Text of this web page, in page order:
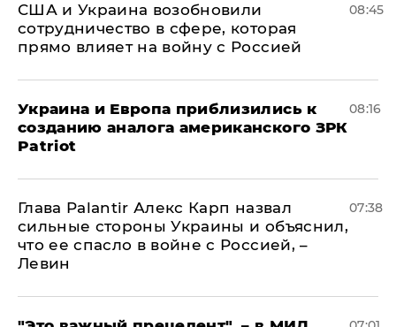
США и Украина возобновили
сотрудничество в сфере, которая
прямо влияет на войну с Россией
08:45
Украина и Европа приблизились к
созданию аналога американского ЗРК
Patriot
08:16
Глава Palantir Алекс Карп назвал
сильные стороны Украины и объяснил,
что ее спасло в войне с Россией, –
Левин
07:38